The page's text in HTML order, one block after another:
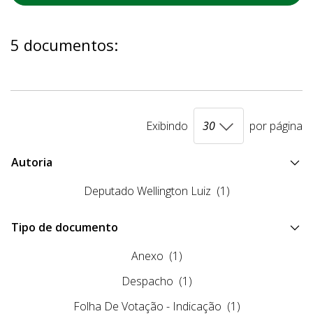
5 documentos:
Exibindo por página
Autoria
Deputado Wellington Luiz (1)
Tipo de documento
Anexo (1)
Despacho (1)
Folha De Votação - Indicação (1)